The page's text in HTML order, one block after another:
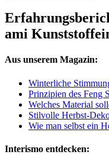
ami
Aus unserem Magazin:
Winterliche
Prinzipien des Feng
Welches Material
Stilvolle Herbst-
Wie man selbst ein
Interismo entdecken: